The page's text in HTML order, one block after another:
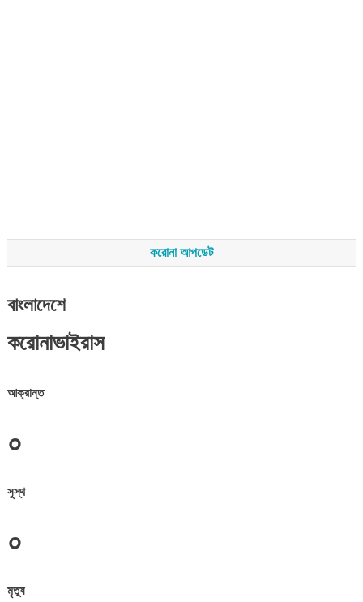
করোনা আপডেট
বাংলাদেশে
করোনাভাইরাস
আক্রান্ত
০
সুস্থ
০
মৃত্যু